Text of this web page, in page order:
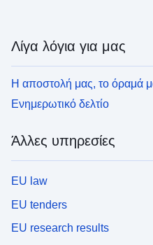
Λίγα λόγια για μας
Η αποστολή μας, το όραμά
Ενημερωτικό δελτίο
Άλλες υπηρεσίες
EU law
EU tenders
EU research results